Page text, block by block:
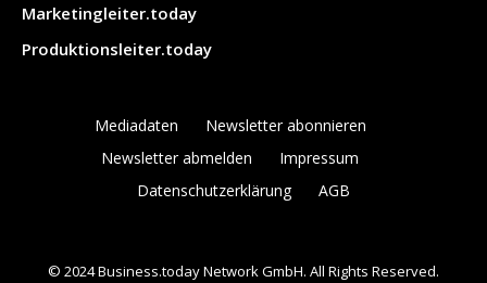
Marketingleiter.today
Produktionsleiter.today
Mediadaten
Newsletter abonnieren
Newsletter abmelden
Impressum
Datenschutzerklärung
AGB
© 2024 Business.today Network GmbH. All Rights Reserved.